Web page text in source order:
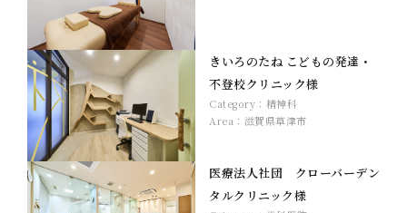
きいろのたね こどもの発達・
不登校クリニック様
Category： 精神科
Area： 滋賀県草津市
医療法人社団 クローバーデン
タルクリニック様